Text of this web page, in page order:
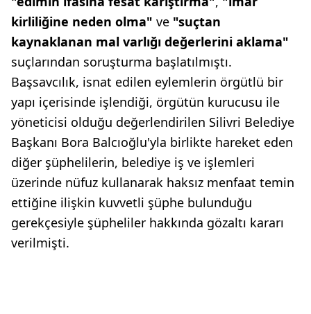
kirliliğine neden olma" ve "suçtan
kaynaklanan mal varlığı değerlerini aklama"
suçlarından soruşturma başlatılmıştı.
Başsavcılık, isnat edilen eylemlerin örgütlü bir
yapı içerisinde işlendiği, örgütün kurucusu ile
yöneticisi olduğu değerlendirilen Silivri Belediye
Başkanı Bora Balcıoğlu'yla birlikte hareket eden
diğer şüphelilerin, belediye iş ve işlemleri
üzerinde nüfuz kullanarak haksız menfaat temin
ettiğine ilişkin kuvvetli şüphe bulunduğu
gerekçesiyle şüpheliler hakkında gözaltı kararı
verilmişti.